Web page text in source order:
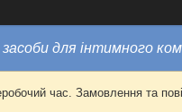
для інтимного
час. Замовлення та